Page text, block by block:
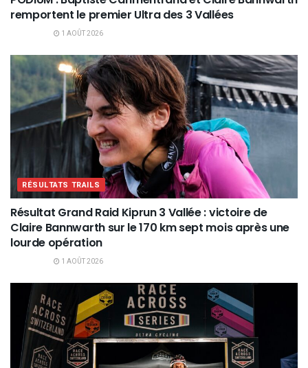
remportent le premier Ultra des 3 Vallées
1 AOÛT 2026
RÉSULTATS TRAILS
Résultat Grand Raid Kiprun 3 Vallée : victoire de
Claire Bannwarth sur le 170 km sept mois après une
lourde opération
1 AOÛT 2026